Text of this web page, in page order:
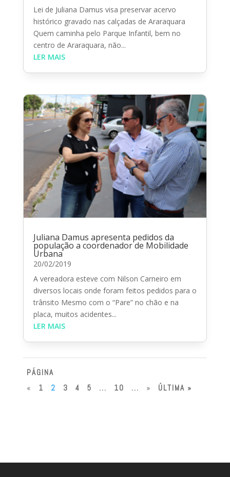
Lei de Juliana Damus visa preservar acervo
histórico gravado nas calçadas de Araraquara
Quem caminha pelo Parque Infantil, bem no
centro de Araraquara, não...
LER MAIS
Juliana Damus apresenta pedidos da
população a coordenador de Mobilidade
Urbana
20/02/2019
A vereadora esteve com Nilson Carneiro em
diversos locais onde foram feitos pedidos para o
trânsito Mesmo com o “Pare” no chão e na
placa, muitos acidentes...
LER MAIS
PÁGINA
«
1 2 3 4 5 ... 10 ... » ÚLTIMA »